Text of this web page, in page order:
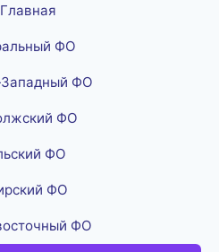
ФО
ФО
ФО
ФО
ФО
ФО